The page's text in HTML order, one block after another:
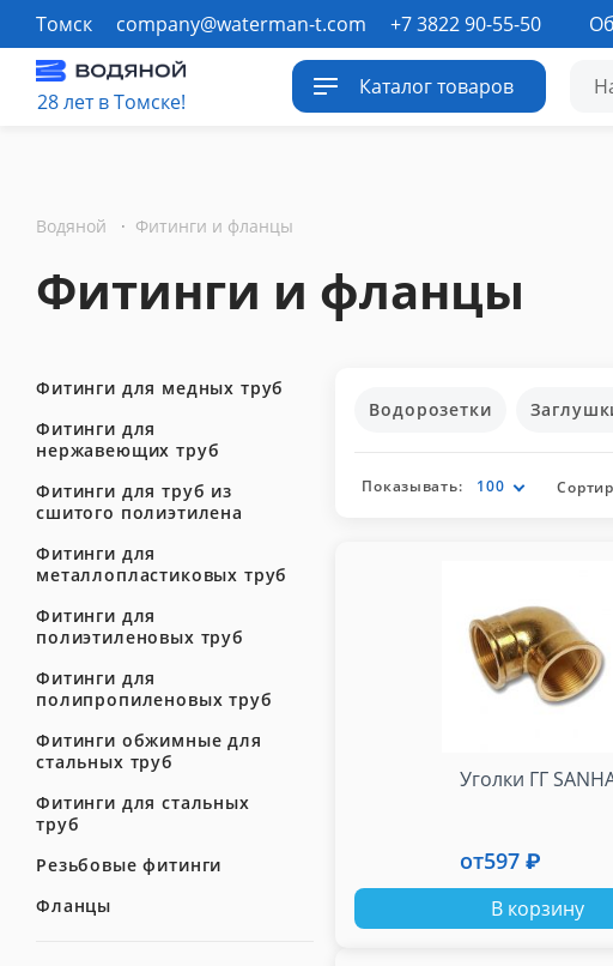
Томск company@waterman-t.com +7 3822 90-55-50
28 лет в Томске!
Каталог товаров
Водяной · Фитинги и фланцы
Фитинги и фланцы
Фитинги для медных труб
Фитинги для
нержавеющих труб
Фитинги для труб из
сшитого полиэтилена
Фитинги для
металлопластиковых труб
Фитинги для
полиэтиленовых труб
Фитинги для
полипропиленовых труб
Фитинги обжимные для
стальных труб
Фитинги для стальных
труб
Резьбовые фитинги
Фланцы
Водорозетки
Показывать: 100
Уголки ГГ
от597 ₽
В корзину